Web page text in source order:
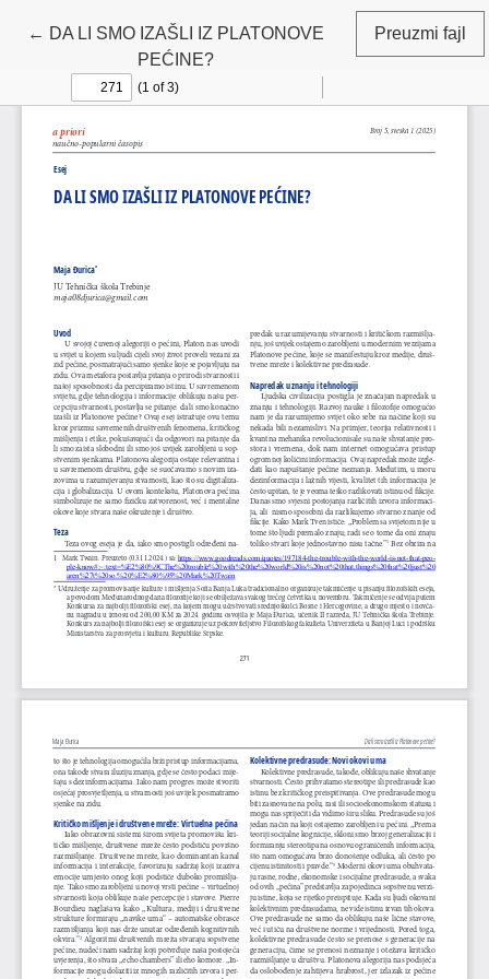
← Povratak na detalje članka
DA LI SMO IZAŠLI IZ PLATONOVE
PEĆINE?
Preuzmi fajl